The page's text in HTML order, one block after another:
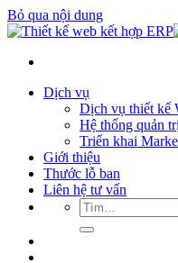
Bỏ qua nội dung
Dịch vụ
Dịch vụ thiết kế
Hệ thống quản
Triển khai
Giới thiệu
Thước lỗ ban
Liên hệ tư vấn